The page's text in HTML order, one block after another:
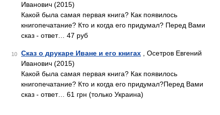
Иванович (2015)
Какой была самая первая книга? Как появилось
книгопечатание? Кто и когда его придумал? Перед Вами
сказ - ответ… 47 руб
10 Сказ о друкаре Иване и его книгах , Осетров Евгений
Иванович (2015)
Какой была самая первая книга? Как появилось
книгопечатание? Кто и когда его придумал?Перед Вами
сказ - ответ… 61 грн (только Украина)